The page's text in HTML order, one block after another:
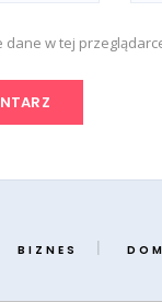
dane w tej
BIZNES DOM